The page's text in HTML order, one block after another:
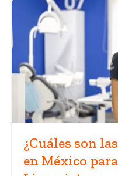
¿Cuáles son
en México